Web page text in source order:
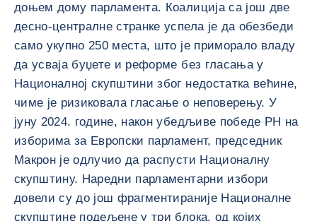
доњем дому парламента. Коалиција са још две
десно-централне странке успела је да обезбеди
само укупно 250 места, што је приморало владу
да усваја буџете и реформе без гласања у
Националној скупштини због недостатка већине,
чиме је ризиковала гласање о неповерењу. У
јуну 2024. године, након убедљиве победе РН на
изборима за Европски парламент, председник
Макрон је одлучио да распусти Националну
скупштину. Наредни парламентарни избори
довели су до још фрагментираније Националне
скупштине подељене у три блока, од којих